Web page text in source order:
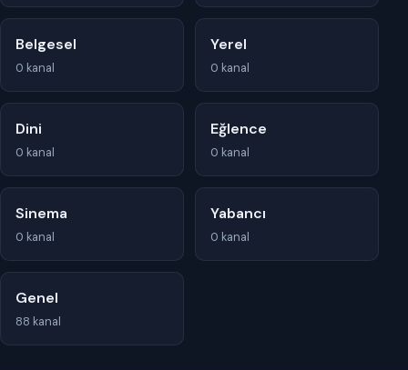
Belgesel
0 kanal
Yerel
0 kanal
Dini
0 kanal
Eğlence
0 kanal
Sinema
0 kanal
Yabancı
0 kanal
Genel
88 kanal